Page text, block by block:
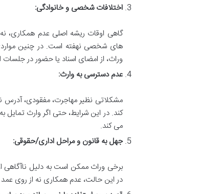
اختلافات شخصی و خانوادگی:
گاهی اوقات ریشه اصلی عدم همکاری،
های شخصی نهفته است. در چنین
وراث، از امضای اسناد یا حضور در جلسات
عدم دسترسی به وارث:
مشکلاتی نظیر مهاجرت، مفقودی، آدرس
کند. در این شرایط، حتی اگر وارث تمایل
می کند.
جهل به قانون و مراحل اداری/حقوقی:
برخی وراث ممکن است به دلیل ناآگاهی از
در این حالت، عدم همکاری نه از روی